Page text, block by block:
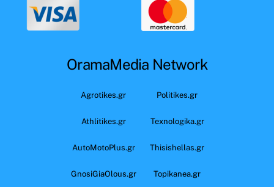
OramaMedia Network
Agrotikes.gr Politikes.gr
Athlitikes.gr Texnologika.gr
AutoMotoPlus.gr Thisishellas.gr
GnosiGiaOlous.gr Topikanea.gr